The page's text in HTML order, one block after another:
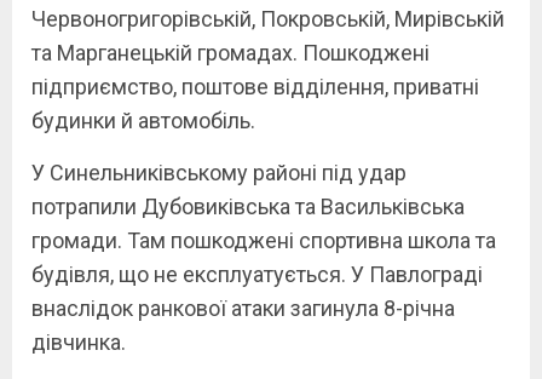
Червоногригорівській, Покровській, Мирівській
та Марганецькій громадах. Пошкоджені
підприємство, поштове відділення, приватні
будинки й автомобіль.
У Синельниківському районі під удар
потрапили Дубовиківська та Васильківська
громади. Там пошкоджені спортивна школа та
будівля, що не експлуатується. У Павлограді
внаслідок ранкової атаки загинула 8-річна
дівчинка.